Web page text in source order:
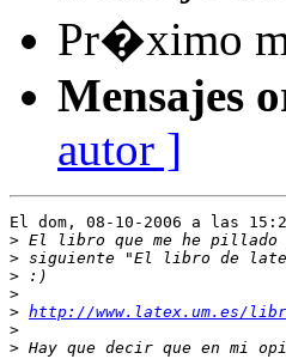
Pr�ximo
Mensajes
autor ]
El dom, 08-10-2006 a las
>
>
>
>
> http://www.latex.um.es/
>
>